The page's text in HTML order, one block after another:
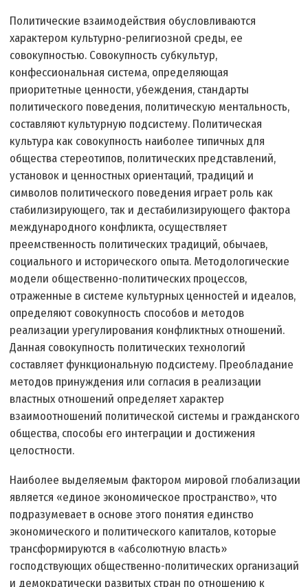
Политические взаимодействия обусловливаются
характером культурно-религиозной среды, ее
совокупностью. Совокупность субкультур,
конфессиональная система, определяющая
приоритетные ценности, убеждения, стандарты
политического поведения, политическую ментальность,
составляют культурную подсистему. Политическая
культура как совокупность наиболее типичных для
общества стереотипов, политических представлений,
установок и ценностных ориентаций, традиций и
символов политического поведения играет роль как
стабилизирующего, так и дестабилизирующего фактора
международного конфликта, осуществляет
преемственность политических традиций, обычаев,
социального и исторического опыта. Методологические
модели общественно-политических процессов,
отраженные в системе культурных ценностей и идеалов,
определяют совокупность способов и методов
реализации урегулирования конфликтных отношений.
Данная совокупность политических технологий
составляет функциональную подсистему. Преобладание
методов принуждения или согласия в реализации
властных отношений определяет характер
взаимоотношений политической системы и гражданского
общества, способы его интеграции и достижения
целостности.
Наиболее выделяемым фактором мировой глобализации
является «единое экономическое пространство», что
подразумевает в основе этого понятия единство
экономического и политического капиталов, которые
трансформируются в «абсолютную власть»
господствующих общественно-политических организаций
и демократически развитых стран по отношению к